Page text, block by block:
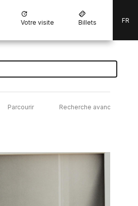
Votre visite Billets FR
Parcourir Recherche avancée